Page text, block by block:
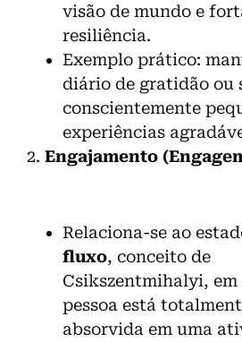
visão de mundo e
resiliência.
Exemplo prático:
diário de gratidão ou
conscientemente
experiências
2. Engajamento
Relaciona-se ao
fluxo, conceito de
Csikszentmihalyi, em
pessoa está
absorvida em uma